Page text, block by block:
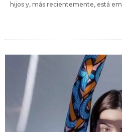
hijos y, más recientemente, está